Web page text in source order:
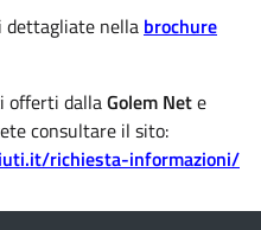
dettagliate nella brochure
offerti dallaGolem Nete
consultare il sito:
richiesta-informazioni/